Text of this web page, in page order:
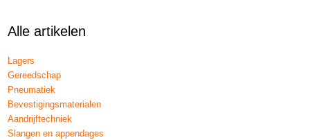
Alle artikelen
Lagers
Gereedschap
Pneumatiek
Bevestigingsmaterialen
Aandrijftechniek
Slangen en appendages